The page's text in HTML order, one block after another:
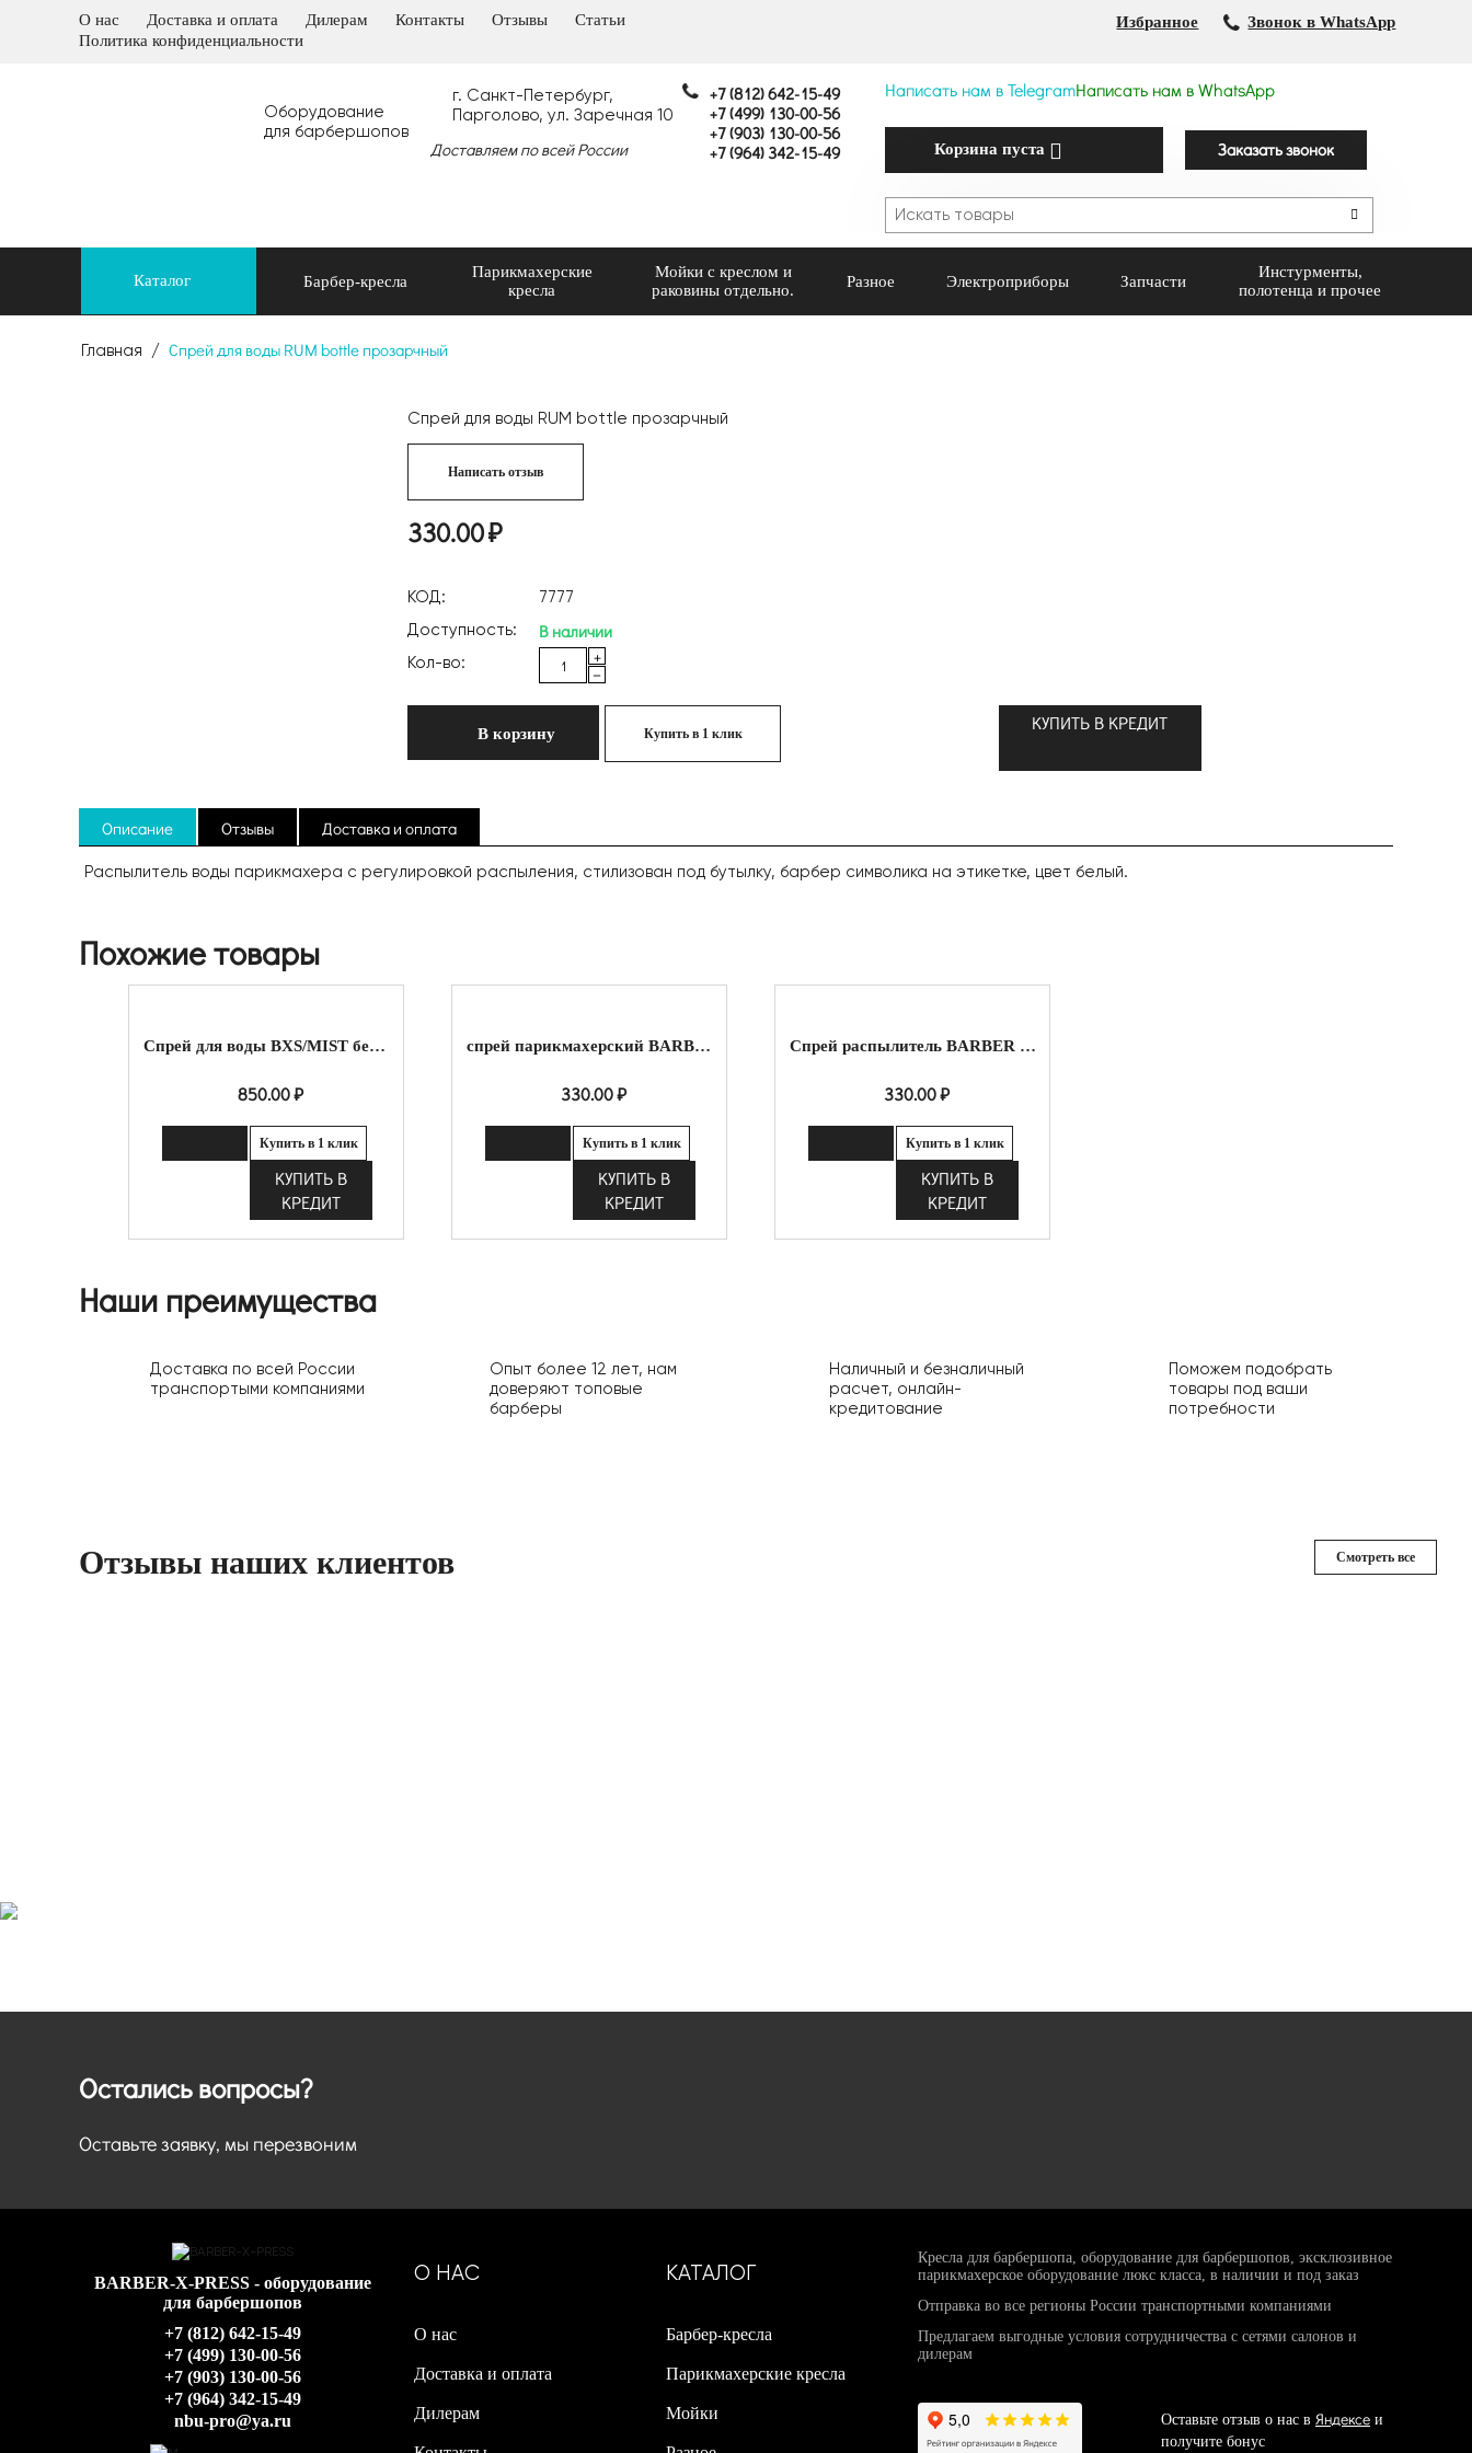
О нас Доставка и оплата Дилерам Контакты Отзывы
Статьи
Политика конфиденциальности
Избранное Звонок в WhatsApp
Оборудование
для барбершопов
г. Санкт-Петербург,
Парголово, ул. Заречная 10
Доставляем по всей России
+7 (812) 642-15-49
+7 (499) 130-00-56
+7 (903) 130-00-56
+7 (964) 342-15-49
Написать нам в TelegramНаписать нам в WhatsApp
Корзина пуста Заказать звонок
Каталог Барбер-кресла
Парикмахерские
кресла
Мойки с креслом и
раковины отдельно.
Разное Электроприборы Запчасти
Инстурменты,
полотенца и прочее
Главная / Спрей для воды RUM bottle прозарчный
Спрей для воды RUM bottle прозарчный
Написать отзыв
330.00₽
КОД:
7777
Доступность:
В наличии
Кол-во:
+
−
В корзину Купить в 1 клик КУПИТЬ В КРЕДИТ
Описание Отзывы Доставка и оплата
Распылитель воды парикмахера c регулировкой распыления, стилизован под бутылку, барбер символика на этикетке, цвет белый.
Похожие товары
Спрей для воды BXS/MIST белый микрораспыление
850.00₽
Купить в 1 клик
КУПИТЬ В
КРЕДИТ
спрей парикмахерский BARBER'S
330.00₽
Купить в 1 клик
КУПИТЬ В
КРЕДИТ
Спрей распылитель BARBER (коричневый)
330.00₽
Купить в 1 клик
КУПИТЬ В
КРЕДИТ
Наши преимущества
Доставка по всей России
транспортыми компаниями
Опыт более 12 лет, нам
доверяют топовые
барберы
Наличный и безналичный
расчет, онлайн-
кредитование
Поможем подобрать
товары под ваши
потребности
Отзывы наших клиентов Смотреть все
Остались вопросы?
Оставьте заявку, мы перезвоним
BARBER-X-PRESS - оборудование
для барбершопов
+7 (812) 642-15-49
+7 (499) 130-00-56
+7 (903) 130-00-56
+7 (964) 342-15-49
nbu-pro@ya.ru
О НАС
О нас
Доставка и оплата
Дилерам
КАТАЛОГ
Барбер-кресла
Парикмахерские кресла
Мойки
Кресла для барбершопа, оборудование для барбершопов, эксклюзивное
парикмахерское оборудование люкс класса, в наличии и под заказ
Отправка во все регионы России транспортными компаниями
Предлагаем выгодные условия сотрудничества с сетями салонов и
дилерам
Оставьте отзыв о нас в Яндексеи
получите бонус